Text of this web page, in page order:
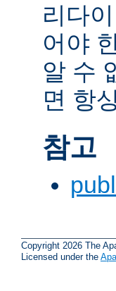
리다
어야
알 수
면 항
참고
Copyright 2026 The
Licensed under the